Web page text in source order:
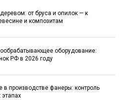
от бруса и опилок — к
и композитам
оборудование:
РФ в 2026 году
в производстве фанеры: контроль
этапах